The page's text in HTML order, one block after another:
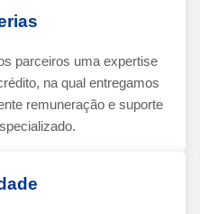
parceiros uma expertise
na qual entregamos
remuneração e suporte